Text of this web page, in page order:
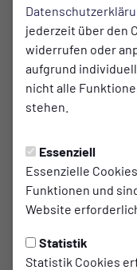
jederzeit über den
widerrufen oder
aufgrund
nicht alle
stehen.
Essenziell
Essenzielle
Funktionen und
Website
Statistik
Statistik Cookies
Infos zum Spiel
Schiedsrichter:
Fabian Slomka
70
Spielort
Bezirkssportanlage
Am Freudenberg 5
42119 Wuppertal